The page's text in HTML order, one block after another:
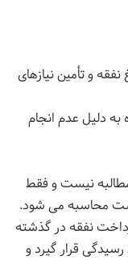
و تأمین نیازهای
دلیل عدم انجام
نیست و فقط
محاسبه می شود.
نفقه در گذشته
رسیدگی قرار گیرد و